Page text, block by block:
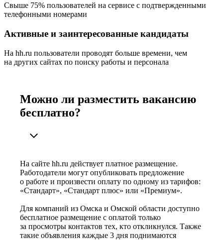
Свыше 75% пользователей на сервисе с подтвержденными
телефонными номерами
Активные и заинтересованные кандидаты
На hh.ru пользователи проводят больше времени, чем
на других сайтах по поиску работы и персонала
Можно ли разместить вакансию
бесплатно?
На сайте hh.ru действует платное размещение.
Работодатели могут опубликовать предложение
о работе и произвести оплату по одному из тарифов:
«Стандарт», «Стандарт плюс» или «Премиум».
Для компаний из Омска и Омской области доступно
бесплатное размещение с оплатой только
за просмотры контактов тех, кто откликнулся. Также
такие объявления каждые 3 дня поднимаются